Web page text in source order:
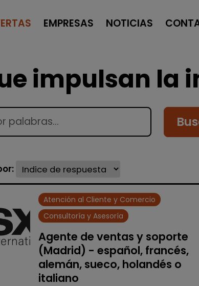
EMPRESAS NOTICIAS
impulsan la
Atención al Cliente y Comercio
Consultoría y Asesoría
Agente de ventas y soporte
(Madrid) - español, francés,
alemán, sueco, holandés o
italiano